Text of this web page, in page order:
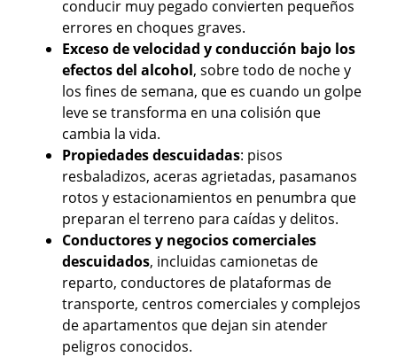
conducir muy pegado convierten pequeños
errores en choques graves.
Exceso de velocidad y conducción bajo los
efectos del alcohol, sobre todo de noche y
los fines de semana, que es cuando un golpe
leve se transforma en una colisión que
cambia la vida.
Propiedades descuidadas: pisos
resbaladizos, aceras agrietadas, pasamanos
rotos y estacionamientos en penumbra que
preparan el terreno para caídas y delitos.
Conductores y negocios comerciales
descuidados, incluidas camionetas de
reparto, conductores de plataformas de
transporte, centros comerciales y complejos
de apartamentos que dejan sin atender
peligros conocidos.